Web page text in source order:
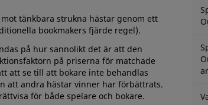
tänkbara strukna hästar genom ett
bookmakers fjärde regel).
på hur sannolikt det är att den
på priserna för matchade
att se till att bokare inte behandlas
att andra hästar vinner har förbättrats.
för både spelare och bokare.